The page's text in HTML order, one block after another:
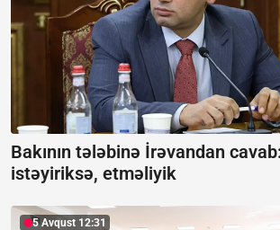
Bakının tələbinə İrəvandan
istəyiriksə, etməliyik
5 Avqust 12:31